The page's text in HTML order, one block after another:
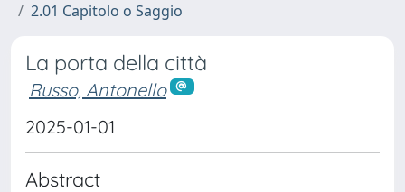
2.01 Capitolo o Saggio
La porta della città
Russo, Antonello
2025-01-01
Abstract